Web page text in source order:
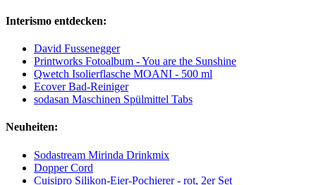
Interismo entdecken:
David Fussenegger
Printworks Fotoalbum - You are the Sunshine
Qwetch Isolierflasche MOANI - 500 ml
Ecover Bad-Reiniger
sodasan Maschinen Spülmittel Tabs
Neuheiten:
Sodastream Mirinda Drinkmix
Dopper Cord
Cuisipro Silikon-Eier-Pochierer - rot, 2er Set